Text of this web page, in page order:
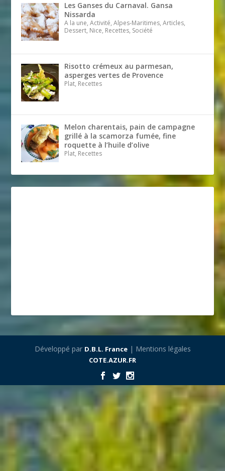
Les Ganses du Carnaval. Gansa
Nissarda
A la une, Activité, Alpes-Maritimes, Articles,
Dessert, Nice, Recettes, Société
Risotto crémeux au parmesan,
asperges vertes de Provence
Plat, Recettes
Melon charentais, pain de campagne
grillé à la scamorza fumée, fine
roquette à l’huile d’olive
Plat, Recettes
Développé par D.B.L. France| Mentions légales
COTE.AZUR.FR